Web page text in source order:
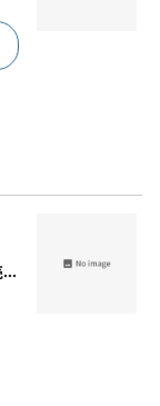
雑誌『新版画』第9号 一週年記念号 9 花売娘と犬